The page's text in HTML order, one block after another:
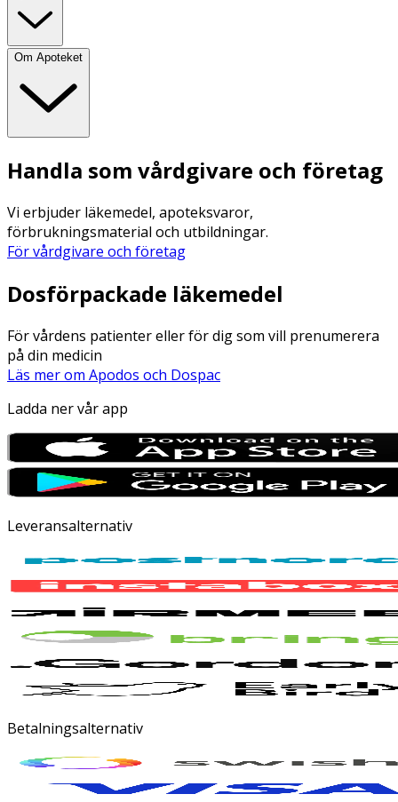
Om Apoteket
Handla som vårdgivare och företag
Vi erbjuder läkemedel, apoteksvaror,
förbrukningsmaterial och utbildningar.
För vårdgivare och företag
Dosförpackade läkemedel
För vårdens patienter eller för dig som vill prenumerera
på din medicin
Läs mer om Apodos och Dospac
Ladda ner vår app
Leveransalternativ
Betalningsalternativ